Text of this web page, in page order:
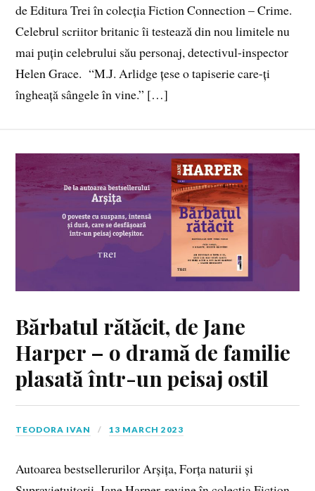
de Editura Trei în colecția Fiction Connection – Crime.
Celebrul scriitor britanic îi testează din nou limitele nu
mai puțin celebrului său personaj, detectivul-inspector
Helen Grace. “M.J. Arlidge țese o tapiserie care-ți
îngheață sângele în vine.” […]
Bărbatul rătăcit, de Jane
Harper – o dramă de familie
plasată într-un peisaj ostil
TEODORA IVAN 13 MARCH 2023
Autoarea bestsellerurilor Arșița, Forța naturii și